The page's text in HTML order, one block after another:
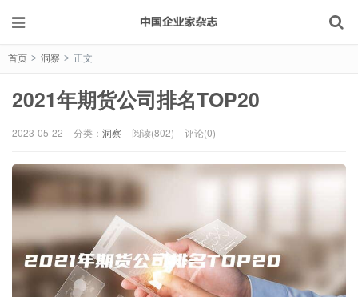
首页 > 洞察 > 正文
2021年期货公司排名TOP20
2023-05-22 分类： 洞察 阅读(802) 评论(0)